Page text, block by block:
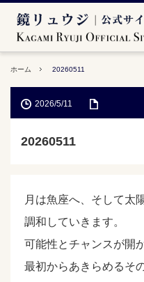
ホーム 20260511
2026/5/11
20260511
月は魚座へ、そして太
調和していきます。
可能性とチャンスが開
最初からあきらめるそ